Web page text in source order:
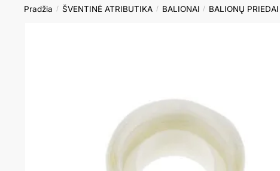
Pradžia / ŠVENTINĖ ATRIBUTIKA / BALIONAI / BALIONŲ PRIEDAI